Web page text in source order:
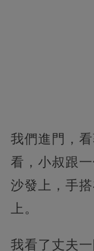
我們進門，
看，小叔跟
沙發上，手
上。
我看了丈夫